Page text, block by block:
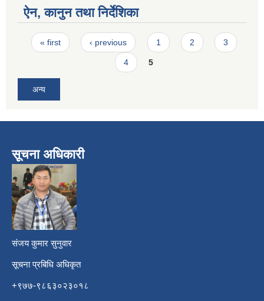
ऐन, कानुन तथा निर्देशिका
Pages
« first ‹ previous 1 2 3
4 5
अन्य
सूचना अधिकारी
संजय कुमार सुनुवार
सूचना प्रबिधि अधिकृत
+९७७-९८६३०२३०१८